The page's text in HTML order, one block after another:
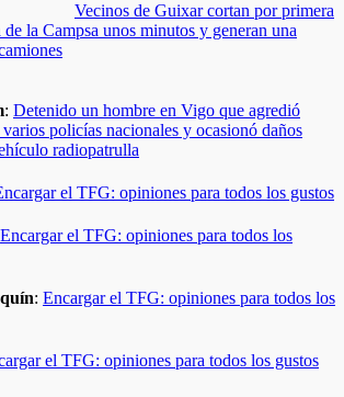
Vecinos de Guixar cortan por primera
de la Campsa unos minutos y generan una
: Detenido un hombre en Vigo que agredió
policías nacionales y ocasionó daños
radiopatrulla
el TFG: opiniones para todos los gustos
Encargar el TFG: opiniones para todos los
: Encargar el TFG: opiniones para todos los
el TFG: opiniones para todos los gustos